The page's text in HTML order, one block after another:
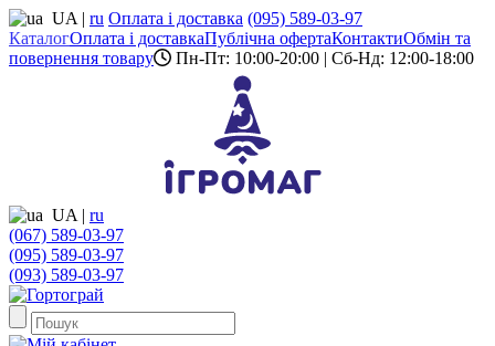
UA | ru Оплата і доставка (095) 589-03-97
КаталогОплата і доставкаПублічна офертаКонтактиОбмін та
повернення товару
Пн-Пт: 10:00-20:00 | Сб-Нд: 12:00-18:00
UA | ru
(067) 589-03-97
(095) 589-03-97
(093) 589-03-97